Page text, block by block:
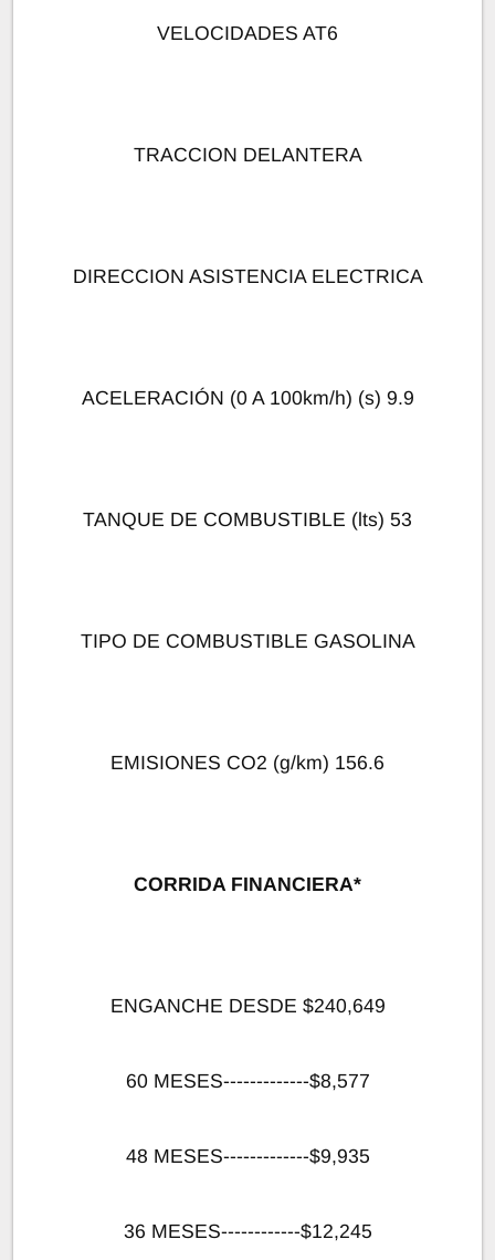
VELOCIDADES AT6
TRACCION DELANTERA
DIRECCION ASISTENCIA ELECTRICA
ACELERACIÓN (0 A 100km/h) (s) 9.9
TANQUE DE COMBUSTIBLE (lts) 53
TIPO DE COMBUSTIBLE GASOLINA
EMISIONES CO2 (g/km) 156.6
CORRIDA FINANCIERA*
ENGANCHE DESDE $240,649
60 MESES-------------$8,577
48 MESES-------------$9,935
36 MESES------------$12,245